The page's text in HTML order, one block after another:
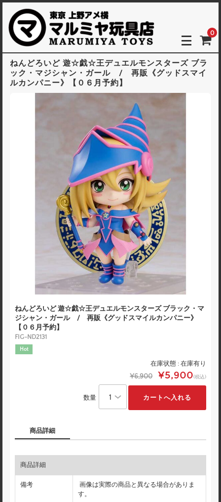
0
ねんどろいど 遊☆戯☆王デュエルモンスターズ ブラ
ック・マジシャン・ガール / 再販《グッドスマイ
ルカンパニー》【０６月予約】
ねんどろいど 遊☆戯☆王デュエルモンスターズ ブラック・マ
ジシャン・ガール / 再販《グッドスマイルカンパニー》
【０６月予約】
FIG-ND2131
Hot
在庫状態 : 在庫有り
¥6,900 ¥5,900(税込)
数量
商品詳細
商品詳細
備考
画像は実際の商品と異なる場合がありま
す。